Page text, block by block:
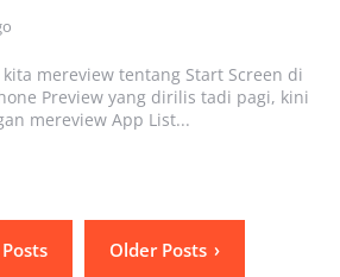
mereview tentang Start Screen di
Preview yang dirilis tadi pagi, kini
mereview App List...
Older Posts